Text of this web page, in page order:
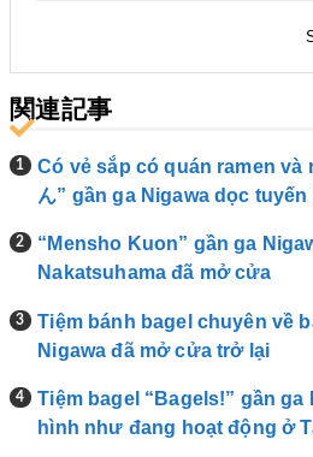
関連記事
Có vẻ sắp có quán ramen và
ん” gần ga Nigawa dọc
“Mensho Kuon” gần ga
Nakatsuhama đã mở cửa
Tiệm bánh bagel chuyên về
Nigawa đã mở cửa trở lại
Tiệm bagel “Bagels!” gần
hình như đang hoạt động ở